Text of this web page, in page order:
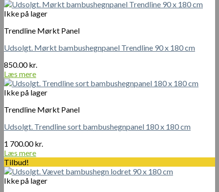
Ikke på lager
Trendline Mørkt Panel
Udsolgt. Mørkt bambushegnpanel Trendline 90 x 180 cm
850.00kr.
Læs mere
Ikke på lager
Trendline Mørkt Panel
Udsolgt. Trendline sort bambushegnpanel 180 x 180 cm
1 700.00kr.
Læs mere
Tilbud!
Ikke på lager